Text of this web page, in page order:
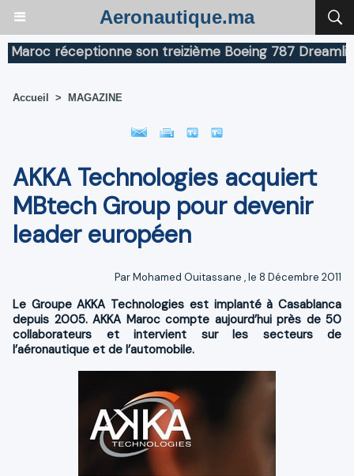
Aeronautique.ma
réceptionne son treizième Boeing 787 Dreamliner
Accueil > MAGAZINE
AKKA Technologies acquiert
MBtech Group pour devenir
leader européen
ParMohamed Ouitassane , le 8 Décembre 2011
Le Groupe AKKA Technologies est implanté à Casablanca
depuis 2005. AKKA Maroc compte aujourd’hui près de 50
collaborateurs et intervient sur les secteurs de
l’aéronautique et de l’automobile.